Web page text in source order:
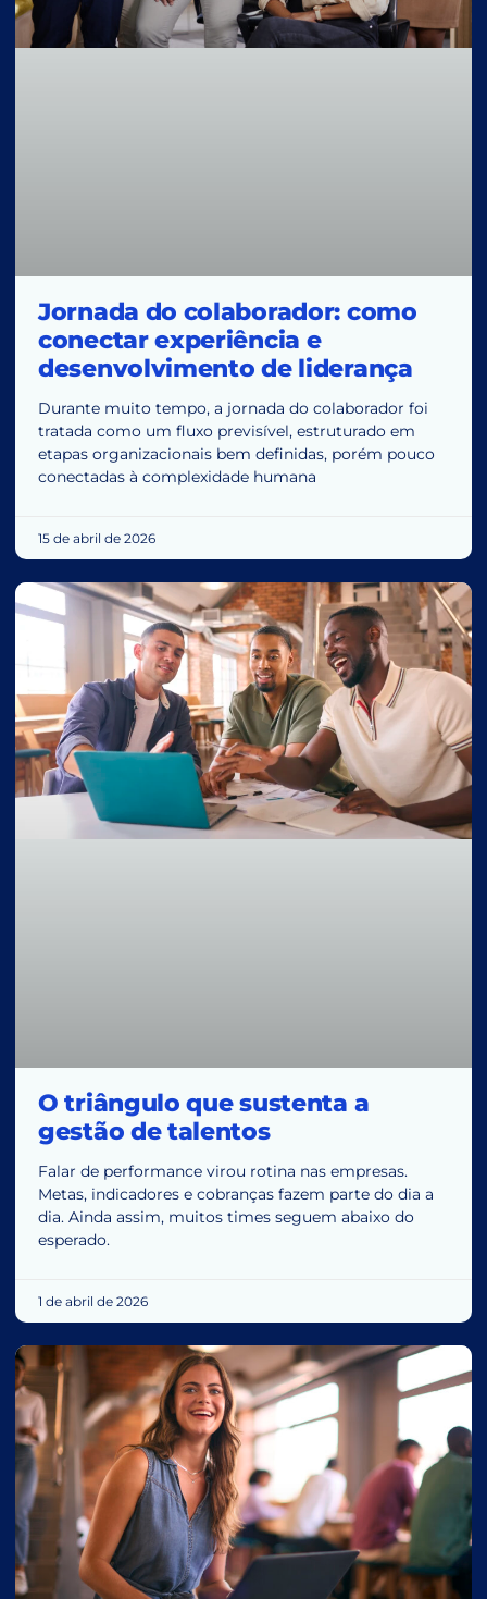
Jornada do colaborador: como
conectar experiência e
desenvolvimento de liderança
Durante muito tempo, a jornada do colaborador foi
tratada como um fluxo previsível, estruturado em
etapas organizacionais bem definidas, porém pouco
conectadas à complexidade humana
15 de abril de 2026
O triângulo que sustenta a
gestão de talentos
Falar de performance virou rotina nas empresas.
Metas, indicadores e cobranças fazem parte do dia a
dia. Ainda assim, muitos times seguem abaixo do
esperado.
1 de abril de 2026